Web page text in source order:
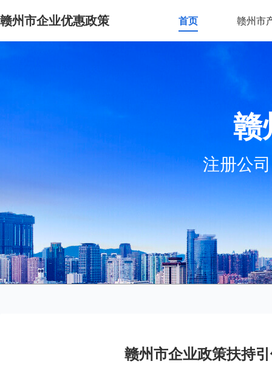
赣州市企业优惠政策 首页 赣州市
赣
注册公
赣州市企业政策扶持